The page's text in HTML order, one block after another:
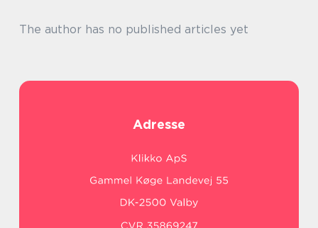
The author has no published articles yet
Adresse